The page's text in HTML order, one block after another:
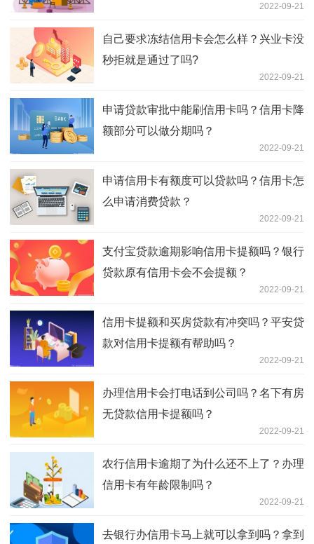
2022-09-21
自己要求冻结信用卡会怎么样？兴业卡没
秒拒就是通过了吗?
2022-09-21
申请贷款审批中能刷信用卡吗？信用卡降
额部分可以做分期吗？
2022-09-21
申请信用卡有额度可以贷款吗？信用卡怎
么申请消费贷款？
2022-09-21
支付宝贷款逾期影响信用卡提额吗？银行
贷款原有信用卡会不会提额？
2022-09-21
信用卡提额和买房贷款有冲突吗？平安贷
款对信用卡提额有帮助吗？
2022-09-21
办理信用卡会打电话到公司吗？名下有房
无贷款信用卡提额吗？
2022-09-21
农行信用卡逾期了为什么还不上了？办理
信用卡有年龄限制吗？
2022-09-21
去银行办信用卡马上就可以拿到吗？拿到